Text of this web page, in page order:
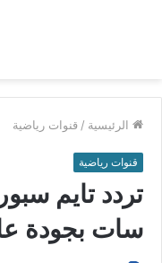
الرئيسية / قنوات رياضية
قنوات رياضية
تردد تايم
سات بجودة عالية